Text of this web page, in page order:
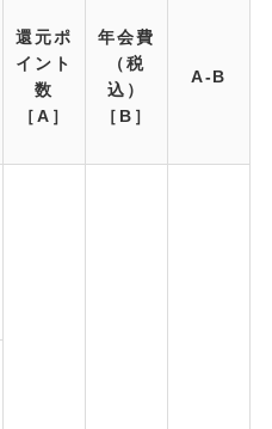
還元ポ
イント
数
［A］
年会費
（税
込）
［B］
A-B